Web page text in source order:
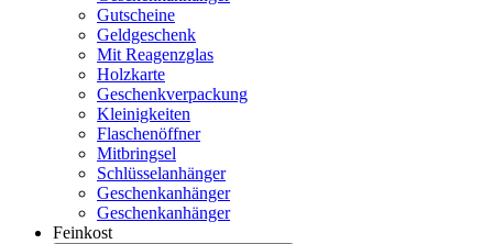
Gutscheine
Geldgeschenk
Mit Reagenzglas
Holzkarte
Geschenkverpackung
Kleinigkeiten
Flaschenöffner
Mitbringsel
Schlüsselanhänger
Geschenkanhänger
Geschenkanhänger
Feinkost